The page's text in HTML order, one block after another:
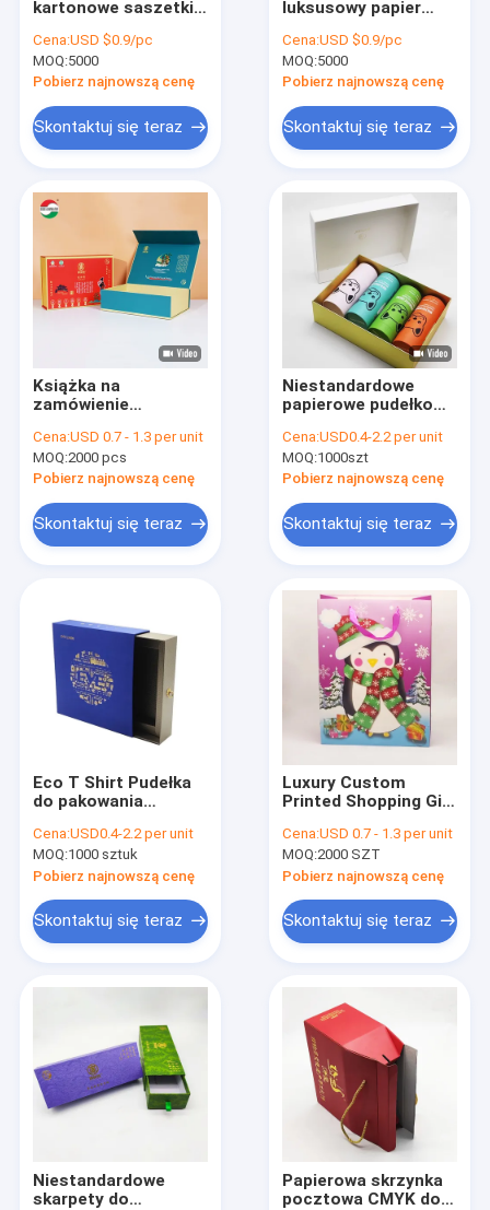
Can Bottom
Pudełka na prezenty z papieru z recyklingu
Clear Pet Jars
Jednorazowe kubki i miski
Torby do pakowania wysyłkowego
Pudełko z jedzeniem na wynos
Biodegradowalne torby do pakowania
kartonowe saszetki
Opakowanie
Prezentowe
Luksusowe Puste
z miodem Pudełko
Cena:USD $0.9/pc
MOQ:5000
Pobierz najnowszą cenę
Skontaktuj się teraz
luksusowy papier
miodem butelka
opakowanie czarny
elegancki
pudełko z miodem
Cena:USD $0.9/pc
MOQ:5000
Pobierz najnowszą cenę
Skontaktuj się teraz
Książka na
zamówienie
podarunkowe
Pudełka papierowa z
recyklingu
podarunkowa
Cena:USD 0.7 - 1.3 per unit
MOQ:2000 pcs
Pobierz najnowszą cenę
Skontaktuj się teraz
Niestandardowe
papierowe pudełko
Sztywny karton PET
Odzież Odzież T
Shirt Buty
Cena:USD0.4-2.2 per unit
MOQ:1000szt
Pobierz najnowszą cenę
Skontaktuj się teraz
Eco T Shirt Pudełka
do pakowania
Przesuwana odzież
Kartonowe pudełko
upominkowe z
Cena:USD0.4-2.2 per unit
MOQ:1000 sztuk
Pobierz najnowszą cenę
Skontaktuj się teraz
Luxury Custom
Printed Shopping Gift
Nieprzepuszczalna
Cena:USD 0.7 - 1.3 per unit
MOQ:2000 SZT
Pobierz najnowszą cenę
Skontaktuj się teraz
Niestandardowe
skarpety do
Papierowa skrzynka
pocztowa CMYK do